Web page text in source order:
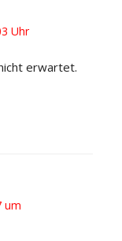
Uhr
erwartet.
um